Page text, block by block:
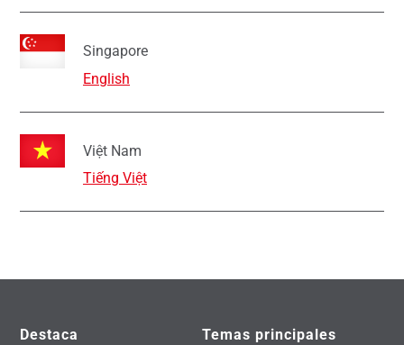
Singapore
English
Việt Nam
Tiếng Việt
Destaca Temas principales